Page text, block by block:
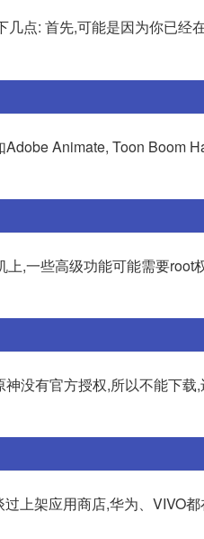
几点: 首先,可能是因为你已经
Animate, Toon Boom
,一些高级功能可能需要
没有官方授权,所以不能下
上架应用商店,华为、VIVO